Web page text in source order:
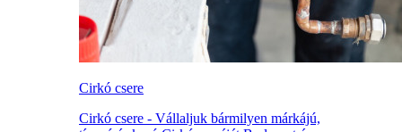
Cirkó csere
Cirkó csere - Vállaljuk bármilyen márkájú,